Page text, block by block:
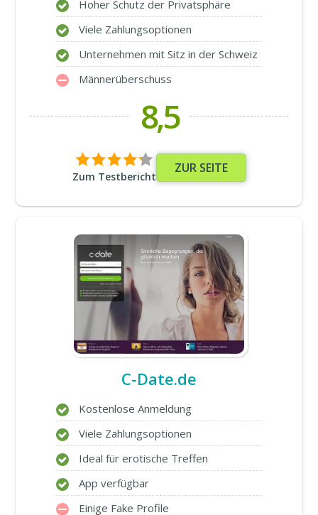
Hoher Schutz der Privatsphäre
Viele Zahlungsoptionen
Unternehmen mit Sitz in der Schweiz
Männerüberschuss
8,5
Zum Testbericht
ZUR SEITE
C-Date.de
Kostenlose Anmeldung
Viele Zahlungsoptionen
Ideal für erotische Treffen
App verfügbar
Einige Fake Profile